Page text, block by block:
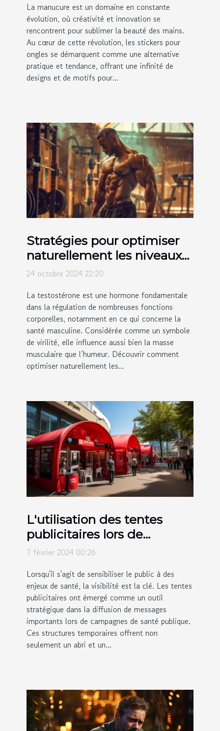
La manucure est un domaine en constante
évolution, où créativité et innovation se
rencontrent pour sublimer la beauté des mains.
Au cœur de cette révolution, les stickers pour
ongles se démarquent comme une alternative
pratique et tendance, offrant une infinité de
designs et de motifs pour...
Stratégies pour optimiser
naturellement les niveaux
de testostérone
24 octobre 2024 22:20
La testostérone est une hormone fondamentale
dans la régulation de nombreuses fonctions
corporelles, notamment en ce qui concerne la
santé masculine. Considérée comme un symbole
de virilité, elle influence aussi bien la masse
musculaire que l’humeur. Découvrir comment
optimiser naturellement les...
L'utilisation des tentes
publicitaires lors de
campagnes de santé
7 février 2024 00:26
Lorsqu'il s'agit de sensibiliser le public à des
enjeux de santé, la visibilité est la clé. Les tentes
publicitaires ont émergé comme un outil
stratégique dans la diffusion de messages
importants lors de campagnes de santé publique.
Ces structures temporaires offrent non
seulement un abri et un...